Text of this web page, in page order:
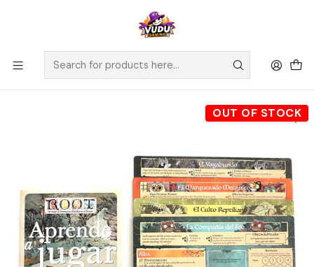
🚀 ¡Despachamos a todo Chile! Envío GRATIS a Regiones sobre
$100.000 y a RM sobre $35.000
Home Preventas 2Tomatoes
Preventa - Pack de Actualización Root Los Ribereños
OUT OF STOCK